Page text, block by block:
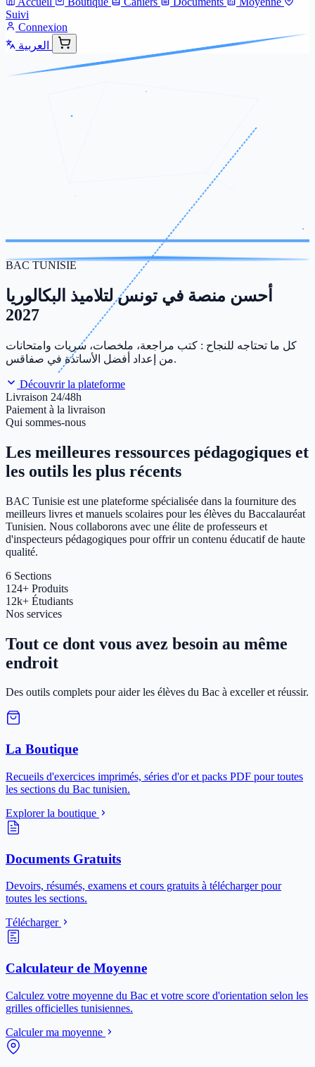
Suivi
Connexion
العربية
BAC TUNISIE
أحسن منصة في تونس لتلاميذ البكالوريا
2027
كل ما تحتاجه للنجاح : كتب مراجعة، ملخصات، سريات وامتحانات
من إعداد أفضل الأساتذة في صفاقس.
Découvrir la plateforme
Livraison 24/48h
Paiement à la livraison
Qui sommes-nous
Les meilleures ressources pédagogiques et
les outils les plus récents
BAC Tunisie est une plateforme spécialisée dans la fourniture des
meilleurs livres et manuels scolaires pour les élèves du Baccalauréat
Tunisien. Nous collaborons avec une élite de professeurs et
d'inspecteurs pédagogiques pour offrir un contenu éducatif de haute
qualité.
6 Sections
124+ Produits
12k+ Étudiants
Nos services
Tout ce dont vous avez besoin au même
endroit
Des outils complets pour aider les élèves du Bac à exceller et réussir.
La Boutique
Recueils d'exercices imprimés, séries d'or et packs PDF pour toutes
les sections du Bac tunisien.
Explorer la boutique
Documents Gratuits
Devoirs, résumés, examens et cours gratuits à télécharger pour
toutes les sections.
Télécharger
Calculateur de Moyenne
Calculez votre moyenne du Bac et votre score d'orientation selon les
grilles officielles tunisiennes.
Calculer ma moyenne